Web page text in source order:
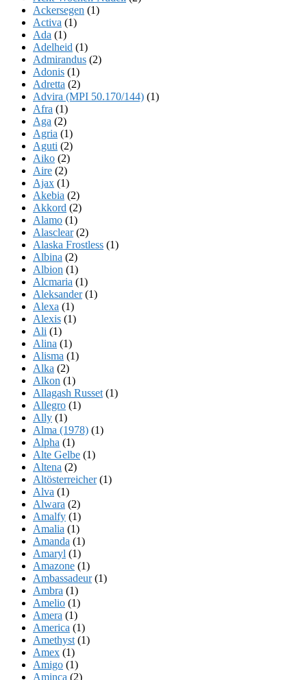
Ackersegen (1)
Activa (1)
Ada (1)
Adelheid (1)
Admirandus (2)
Adonis (1)
Adretta (2)
Advira (MPI 50.170/144) (1)
Afra (1)
Aga (2)
Agria (1)
Aguti (2)
Aiko (2)
Aire (2)
Ajax (1)
Akebia (2)
Akkord (2)
Alamo (1)
Alasclear(2)
Alaska Frostless (1)
Albina (2)
Albion (1)
Alcmaria (1)
Aleksander(1)
Alexa (1)
Alexis (1)
Ali (1)
Alina (1)
Alisma (1)
Alka (2)
Alkon (1)
Allagash Russet (1)
Allegro (1)
Ally (1)
Alma (1978) (1)
Alpha (1)
Alte Gelbe (1)
Altena (2)
Altösterreicher(1)
Alva (1)
Alwara (2)
Amalfy (1)
Amalia (1)
Amanda (1)
Amaryl (1)
Amazone (1)
Ambassadeur(1)
Ambra (1)
Amelio (1)
Amera (1)
America (1)
Amethyst (1)
Amex (1)
Amigo (1)
Aminca (2)